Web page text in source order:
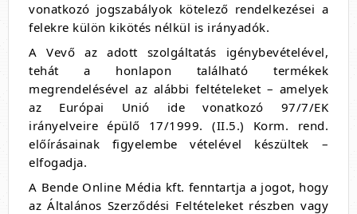
vonatkozó jogszabályok kötelező rendelkezései a
felekre külön kikötés nélkül is irányadók.
A Vevő az adott szolgáltatás igénybevételével,
tehát a honlapon található termékek
megrendelésével az alábbi feltételeket – amelyek
az Európai Unió ide vonatkozó 97/7/EK
irányelveire épülő 17/1999. (II.5.) Korm. rend.
előírásainak figyelembe vételével készültek –
elfogadja.
A Bende Online Média kft. fenntartja a jogot, hogy
az Általános Szerződési Feltételeket részben vagy